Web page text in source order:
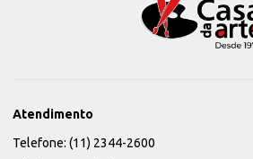
Atendimento
Telefone: (11) 2344-2600